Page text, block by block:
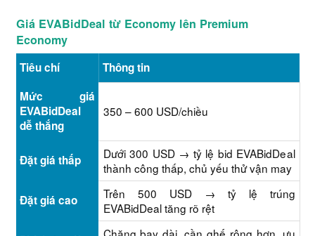
Giá EVABidDeal từ Economy lên Premium
Economy
Tiêu chí
Thông tin
Mức giá
EVABidDeal
dễ thắng
350 – 600 USD/chiều
Đặt giá thấp
Dưới 300 USD → tỷ lệ bid EVABidDeal
thành công thấp, chủ yếu thử vận may
Đặt giá cao
Trên 500 USD → tỷ lệ trúng
EVABidDeal tăng rõ rệt